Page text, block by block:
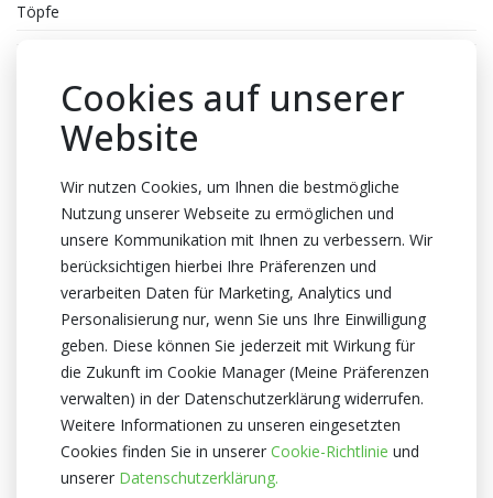
Töpfe
Dunkel rosa
Topfhöhe
10.5cm
Herkunftsland
Niederlande
Zertifikat
MPS C
MPS GAP
Cookies auf unserer
Website
Wir nutzen Cookies, um Ihnen die bestmögliche
Nutzung unserer Webseite zu ermöglichen und
unsere Kommunikation mit Ihnen zu verbessern. Wir
berücksichtigen hierbei Ihre Präferenzen und
verarbeiten Daten für Marketing, Analytics und
Personalisierung nur, wenn Sie uns Ihre Einwilligung
geben. Diese können Sie jederzeit mit Wirkung für
die Zukunft im Cookie Manager (Meine Präferenzen
verwalten) in der Datenschutzerklärung widerrufen.
Weitere Informationen zu unseren eingesetzten
Cookies finden Sie in unserer Cookie-Richtlinie und
unserer Datenschutzerklärung.